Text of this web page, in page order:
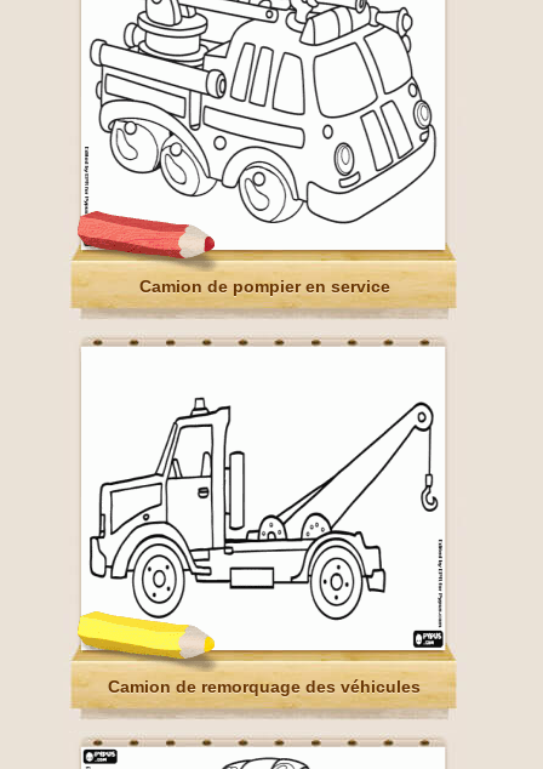
Camion de pompier en service
Camion de remorquage des véhicules